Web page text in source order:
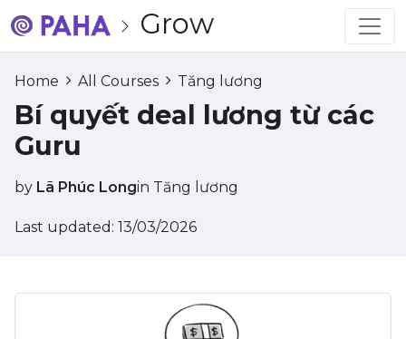
Grow
Home All Courses Tăng lương
Bí quyết deal lương từ các
Guru
by Lã Phúc Longin Tăng lương
Last updated: 13/03/2026